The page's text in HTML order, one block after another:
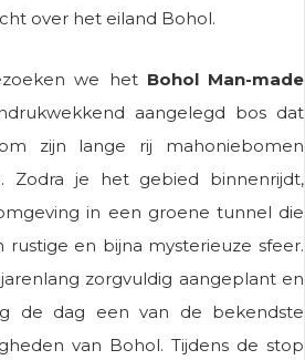
over het eiland Bohol.
we het Bohol Man-made
aangelegd bos dat
zijn lange rij mahoniebomen
Zodra je het gebied binnenrijdt,
in een groene tunnel die
rustige en bijna mysterieuze sfeer.
zorgvuldig aangeplant en
de dag een van de bekendste
van Bohol. Tijdens de stop